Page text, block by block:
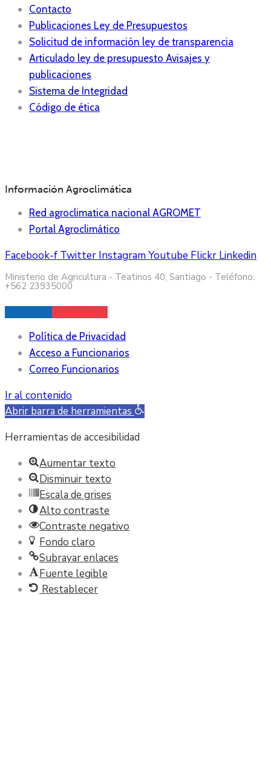
Contacto
Publicaciones Ley de Presupuestos
Solicitud de información ley de transparencia
Articulado ley de presupuesto Avisajes y
publicaciones
Sistema de Integridad
Código de ética
Información Agroclimática
Red agroclimatica nacional AGROMET
Portal Agroclimático
Facebook-f Twitter InstagramYoutube Flickr Linkedin
Ministerio de Agricultura - Teatinos 40, Santiago - Teléfono:
+562 23935000
Política de Privacidad
Acceso a Funcionarios
Correo Funcionarios
Ir al contenido
Abrir barra de herramientas
Herramientas de accesibilidad
Aumentar texto
Disminuir texto
Escala de grises
Alto contraste
Contraste negativo
Fondo claro
Subrayar enlaces
Fuente legible
Restablecer